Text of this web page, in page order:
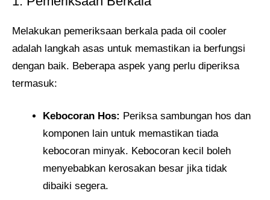
Melakukan pemeriksaan berkala pada oil cooler
adalah langkah asas untuk memastikan ia berfungsi
dengan baik. Beberapa aspek yang perlu diperiksa
termasuk:
Kebocoran Hos: Periksa sambungan hos dan
komponen lain untuk memastikan tiada
kebocoran minyak. Kebocoran kecil boleh
menyebabkan kerosakan besar jika tidak
dibaiki segera.